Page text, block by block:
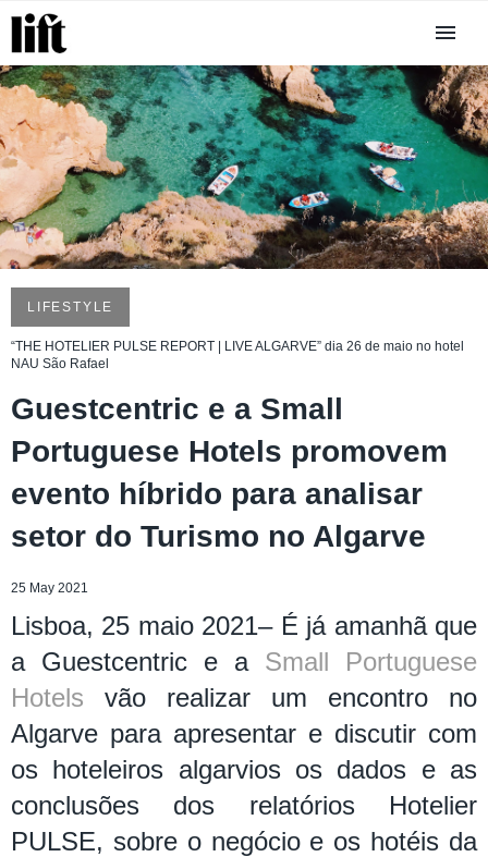
LIFESTYLE
“THE HOTELIER PULSE REPORT | LIVE ALGARVE” dia 26 de maio no hotel
NAU São Rafael
Guestcentric e a Small
Portuguese Hotels promovem
evento híbrido para analisar
setor do Turismo no Algarve
25 May 2021
Lisboa, 25 maio 2021– É já amanhã que
a Guestcentric e a Small Portuguese
Hotels vão realizar um encontro no
Algarve para apresentar e discutir com
os hoteleiros algarvios os dados e as
conclusões dos relatórios Hotelier
PULSE, sobre o negócio e os hotéis da